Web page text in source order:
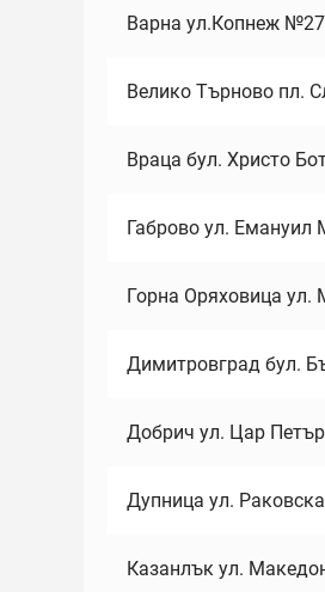
Варна ул.Копнеж
Велико Търново пл.
Враца бул. Христо
Габрово ул. Емануил
Горна Оряховица ул.
Димитровград бул.
Добрич ул. Цар
Дупница ул.
Казанлък ул.